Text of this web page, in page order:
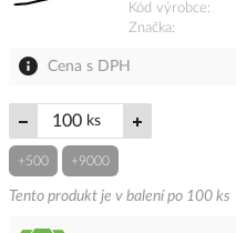
Kód výrobce
Značka
Cena s DPH
ks
+500 +9000
Tento produkt je v balení po 100 ks